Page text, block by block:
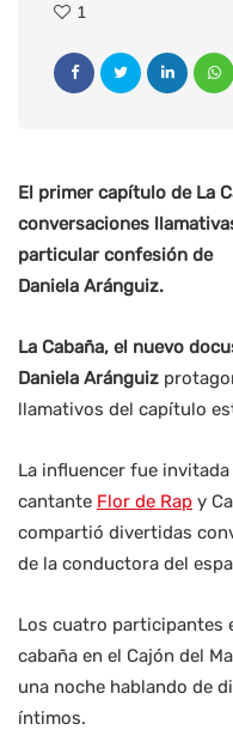
1
El primer capítulo de La
conversaciones
particular confesión de
Daniela Aránguiz.
La Cabaña, el nuevo
Daniela Aránguiz
llamativos del capítulo
La influencer fue
cantante Flor de Rap y
compartió divertidas
de la conductora del
Los cuatro participantes
cabaña en el Cajón del
una noche hablando de
íntimos.